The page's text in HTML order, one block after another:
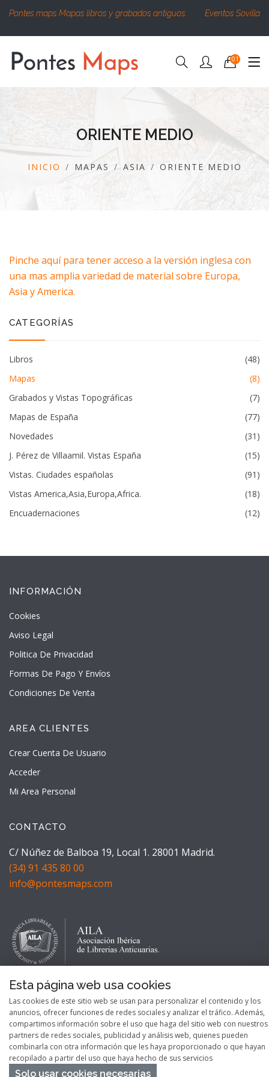
Pontes maps Mapas libros y grabados antiguos. Eventos Sovilla
01
ORIENTE MEDIO
INICIO MAPAS ASIA ORIENTE MEDIO
Pinche aquí para tener acceso a la versión inglesa con
una mas amplia variedad de material sobre Europa,
Asia y America.
CATEGORÍAS
Libros
(48)
Mapas
(8)
Grabados y Vistas Topográficas
(7)
Mapas de España
(77)
Novedades
(31)
J. Pérez de Villaamil. Vistas España
(15)
Vistas. Ciudades españolas
(91)
Vistas America,Asia,Europa,Africa.
(18)
Encuadernaciones
(12)
INFORMACIÓN
Cookies
Aviso Legal
Politica De Privacidad
Formas De Pago Y Envíos
Condiciones De Venta
AREA CLIENTES
Crear Cuenta De Usuario
Acceder
Mi Area Personal
CONTACTO
C/ Núñez de Balboa 19, Local 1. 28001 Madrid.
(34) 91 435 80 00
info@pontesmaps.com
Esta página web usa cookies
Las cookies de este sitio web se usan para personalizar el contenido y los
anuncios, ofrecer funciones de redes sociales y analizar el tráfico. Además,
compartimos información sobre el uso que haga del sitio web con nuestros
partners de redes sociales, publicidad y análisis web, quienes pueden
combinarla con otra información que les haya proporcionado o que hayan
recopilado a partir del uso que haya hecho de sus servicios
Solo usar cookies necesarias